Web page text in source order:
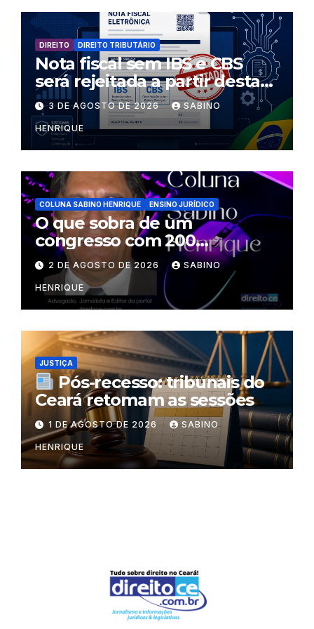
DIREITO DIREITO TRIBUTÁRIO
Nota fiscal sem IBS e CBS
será rejeitada a partir desta
segunda-feira
3 DE AGOSTO DE 2026 SABINO
HENRIQUE
COLUNA SABINO HENRIQUE ENSINO JURÍDICO
O que sobra de um
congresso com 200
palestrantes?
2 DE AGOSTO DE 2026 SABINO
HENRIQUE
JUSTIÇA
Pós-recesso: tribunais do
Ceará retomam as sessões
1 DE AGOSTO DE 2026 SABINO
HENRIQUE